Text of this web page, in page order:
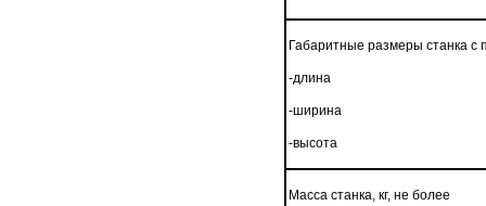
Габаритные размеры станка
-длина
-ширина
-высота
Масса станка, кг, не более